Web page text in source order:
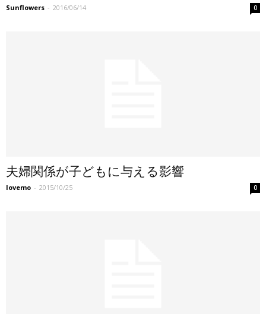
Sunflowers - 2016/06/14 0
夫婦関係が子どもに与える影響
lovemo - 2015/10/25 0